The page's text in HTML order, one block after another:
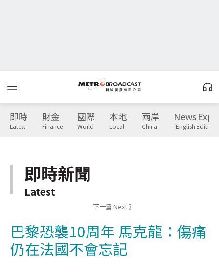
即時
Latest
財金
Finance
國際
World
本地
Local
兩岸
China
News
(English Edition)
即時新聞
Latest
下一篇 Next 》
巴黎恐襲10周年 馬克龍：傷痛
仍在法國不會忘記